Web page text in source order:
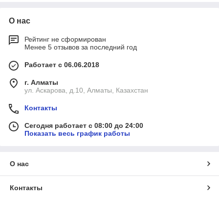
О нас
Рейтинг не сформирован
Менее 5 отзывов за последний год
Работает с 06.06.2018
г. Алматы
ул. Аскарова, д.10, Алматы, Казахстан
Контакты
Сегодня работает с 08:00 до 24:00
Показать весь график работы
О нас
Контакты